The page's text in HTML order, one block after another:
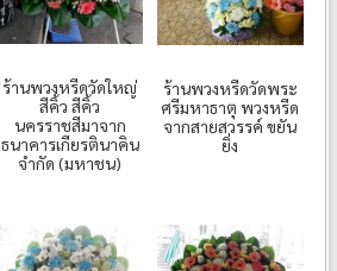
ร้านพวงหรีดวัดใหญ่
สีคิ้ว สีคิ้ว
นครราชสีมาจาก
ธนาคารเกียรตินาคิน
จำกัด (มหาชน)
ร้านพวงหรีดวัดพระ
ศรีมหาธาตุ พวงหรีด
จากสายสวรรค์ ขยัน
ยิ่ง